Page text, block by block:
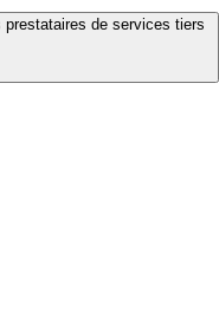
prestataires de services tiers